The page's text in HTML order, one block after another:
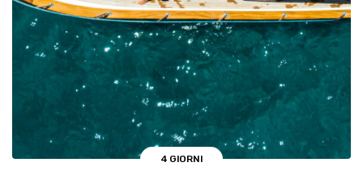
4 GIORNI